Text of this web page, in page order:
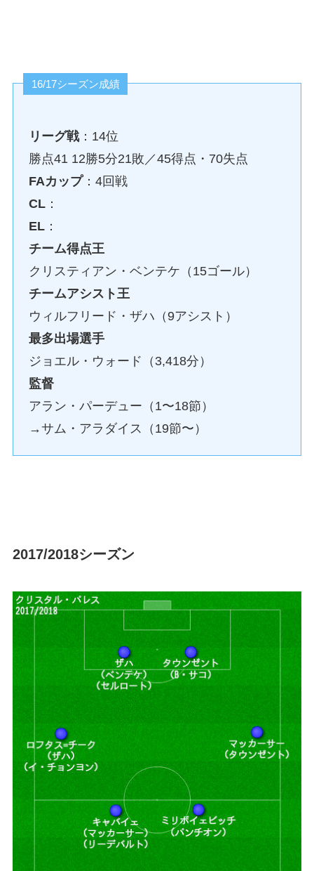
16/17シーズン成績
リーグ戦：14位
勝点41 12勝5分21敗／45得点・70失点
FAカップ：4回戦
CL ：
EL ：
チーム得点王
クリスティアン・ベンテケ（15ゴール）
チームアシスト王
ウィルフリード・ザハ（9アシスト）
最多出場選手
ジョエル・ウォード（3,418分）
監督
アラン・パーデュー（1〜18節）
→サム・アラダイス（19節〜）
2017/2018シーズン